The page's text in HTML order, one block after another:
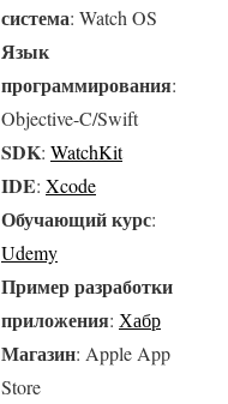
система: Watch OS
Язык
программирования:
Objective-C/Swift
SDK: WatchKit
IDE: Xcode
Обучающий курс:
Udemy
Пример разработки
приложения: Хабр
Магазин: Apple App
Store